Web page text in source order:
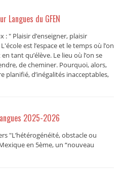
Langues du GFEN
: " Plaisir d’enseigner, plaisir
est l’espace et le temps où l’on
tant qu’élève. Le lieu où l’on se
de cheminer. Pourquoi, alors,
planifié, d’inégalités inacceptables,
2025-2026
"L’hétérogénéité, obstacle ou
en 5ème, un “nouveau